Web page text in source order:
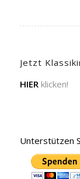
Jetzt
HIER klicken!
Unterstützen